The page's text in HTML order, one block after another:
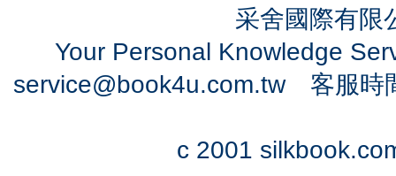
采舍國際有
Your Personal Knowledge
service@book4u.com.tw客服時
c 2001